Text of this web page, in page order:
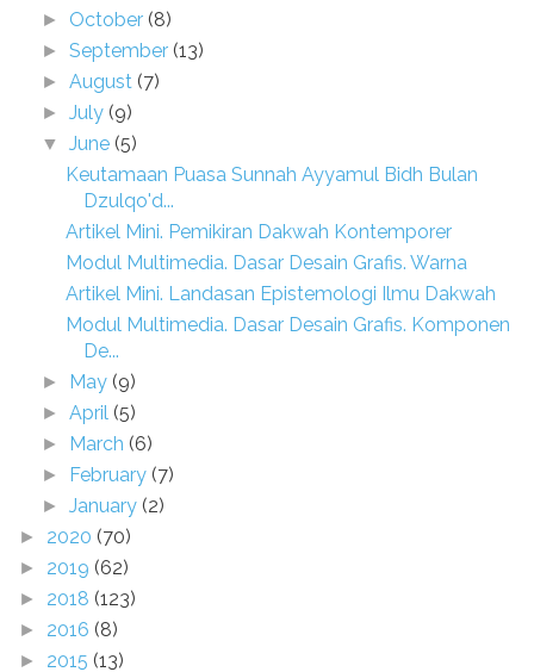
► October (8)
►September (13)
►August (7)
►July (9)
▼June (5)
Keutamaan Puasa Sunnah Ayyamul Bidh Bulan
Dzulqo'd...
Artikel Mini. Pemikiran Dakwah Kontemporer
Modul Multimedia. Dasar Desain Grafis. Warna
Artikel Mini. Landasan Epistemologi Ilmu Dakwah
Modul Multimedia. Dasar Desain Grafis. Komponen
De...
► May (9)
►April (5)
► March (6)
► February (7)
►January (2)
► 2020 (70)
► 2019 (62)
► 2018 (123)
► 2016 (8)
► 2015 (13)